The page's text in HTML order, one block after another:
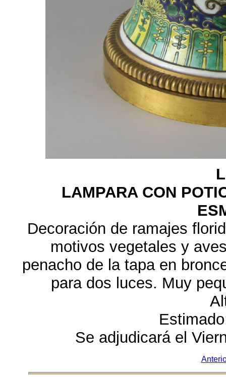
LAMPARA CON
Decoración de ramajes
motivos vegetales y
penacho de la tapa en
para dos luces. Muy
Se adjudicará el